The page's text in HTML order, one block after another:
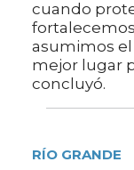
cuando
asumimos
mejor lugar
concluyó.
RÍO GRANDE